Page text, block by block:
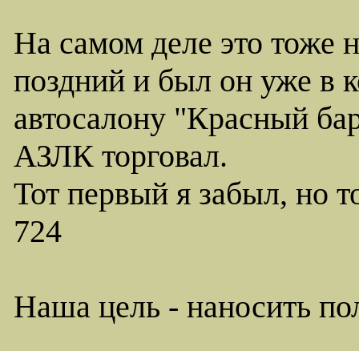
На самом деле это тоже
поздний и был он уже в
автосалону "Красный
АЗЛК торговал.
Тот первый я забыл, но
724
Наша цель - наносить